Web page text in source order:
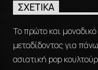
ΣΧΕΤΙΚΆ
Το πρώτο και
μεταδίδοντας για
ασιατική pop